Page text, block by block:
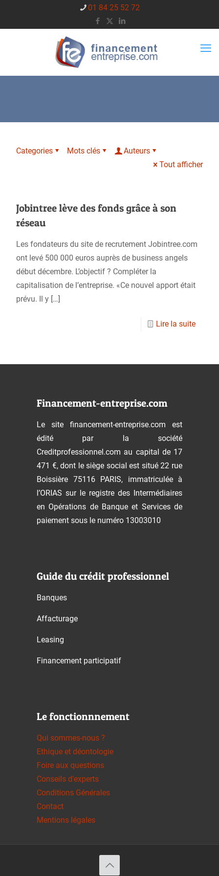
01 84 25 52 72
Categories Mots clés
Auteurs
Tout afficher
Jobintree lève des fonds grâce à son
réseau
Les fondateurs du site de recrutement Jobintree.com
ont levé 500 000 euros auprès de business angels
début décembre. L’objectif ? Compléter la
capitalisation de l’entreprise. «Ce nouvel apport était
prévu. Il y […]
Lire la suite
Financement-entreprise.com
Le site financement-entreprise.com est
édité par la société
Creditprofessionnel.com au capital de 17
471 €, dont le siège social est situé 22 rue
Boissière 75116 PARIS, immatriculée à
l’ORIAS sur le registre des Intermédiaires
en Opérations de Banque et Services de
paiement sous le numéro 13003010
Guide du crédit professionnel
Banques
Affacturage
Leasing
Financement participatif
Le fonctionnnement
Qui sommes-nous ?
Ethique et déontologie
Foire aux questions
Conseils d'experts
Conditions Générales
Contact
Mentions légales